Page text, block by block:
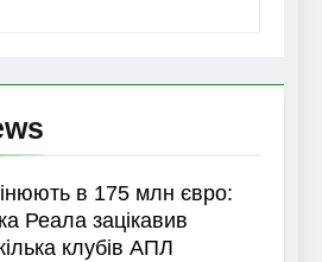
в 175 млн євро:
Реала зацікавив
клубів АПЛ